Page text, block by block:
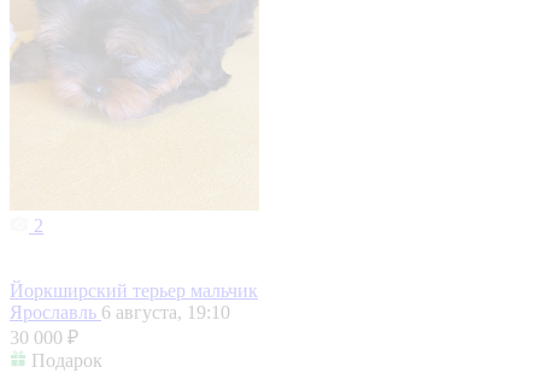
2
Йоркширский терьер мальчик
Ярославль 6 августа, 19:10
30 000 ₽
Подарок